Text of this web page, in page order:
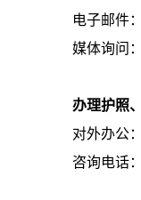
电子邮件
媒体询问
办理护照
对外办公
咨询电话
工作日